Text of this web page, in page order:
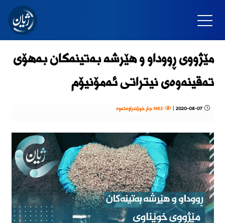
مێژووی ڕووداو و هێرشە بەتینەکان بەهۆی
تەقینەوەی نیتراتی ئەمۆنیۆم
2020-08-07
| 1483 جار خوێندراوەتەوە